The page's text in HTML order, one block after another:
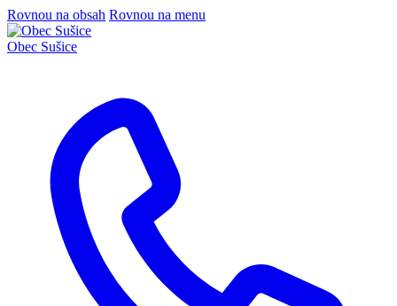
Rovnou na obsah Rovnou na menu
Obec Sušice